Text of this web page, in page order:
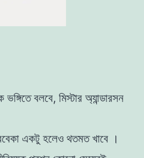
ভঙ্গিতেবলবে, মিস্টার অ্যান্ডারসন
একটু হলেও থতমতখাবে ।